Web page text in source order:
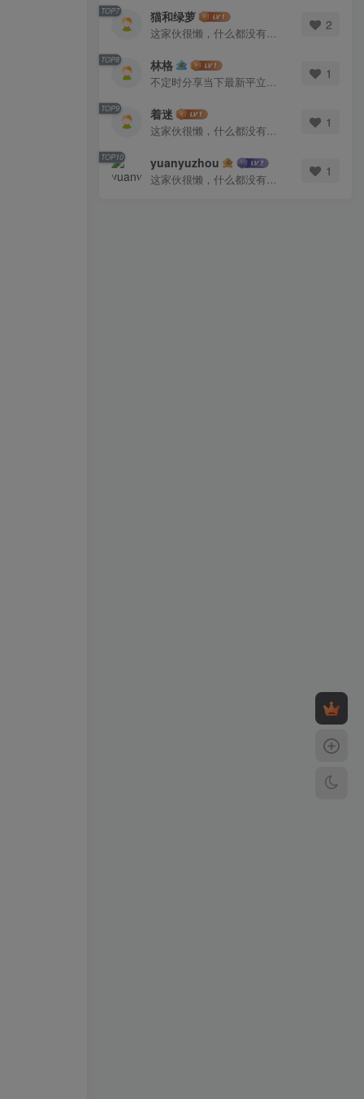
TOP7 猫和绿萝
这家伙很懒，什么都没有写...
2
TOP8 林格
不定时分享当下最新平立面图库
1
TOP9 着迷
这家伙很懒，什么都没有写...
1
TOP10 yuanyuzhou
这家伙很懒，什么都没有写...
1